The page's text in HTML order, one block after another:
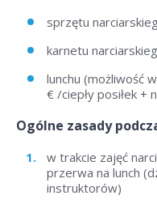
sprzętu
karnetu
lunchu (możliwość
€ /ciepły posiłek +
Ogólne zasady
w trakcie zajęć
przerwa na lunch
instruktorów)